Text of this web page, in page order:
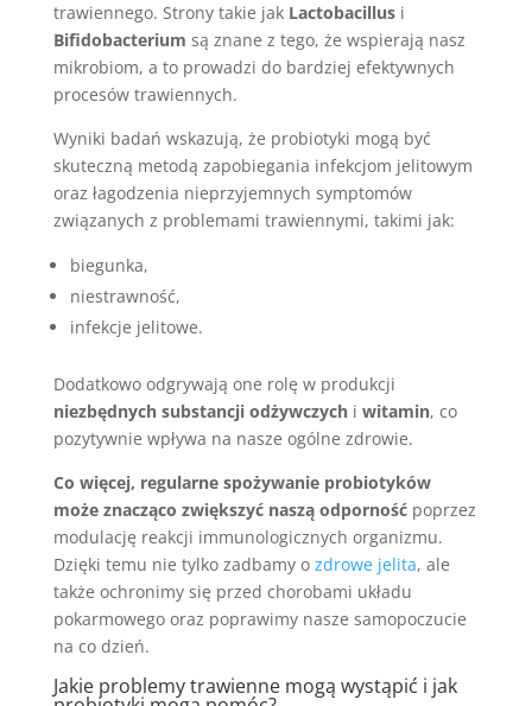
trawiennego. Strony takie jak Lactobacillusi
Bifidobacterium są znane z tego, że wspierają nasz
mikrobiom, a to prowadzi do bardziej efektywnych
procesów trawiennych.
Wyniki badań wskazują, że probiotyki mogą być
skuteczną metodą zapobiegania infekcjom jelitowym
oraz łagodzenia nieprzyjemnych symptomów
związanych z problemami trawiennymi, takimi jak:
biegunka,
niestrawność,
infekcje jelitowe.
Dodatkowo odgrywają one rolę w produkcji
niezbędnych substancji odżywczychi witamin, co
pozytywnie wpływa na nasze ogólne zdrowie.
Co więcej, regularne spożywanie probiotyków
może znacząco zwiększyć naszą odpornośćpoprzez
modulację reakcji immunologicznych organizmu.
Dzięki temu nie tylko zadbamy o zdrowe jelita, ale
także ochronimy się przed chorobami układu
pokarmowego oraz poprawimy nasze samopoczucie
na co dzień.
Jakie problemy trawienne mogą wystąpić i jak